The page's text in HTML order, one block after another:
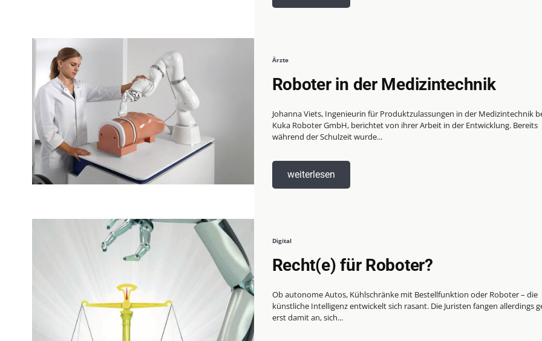
Ärzte
Roboter in der Medizintechnik
Johanna Viets, Ingenieurin für Produktzulassungen in der Medizintechnik
Kuka Roboter GmbH, berichtet von ihrer Arbeit in der Entwicklung. Bereits
während der Schulzeit wurde...
weiterlesen
Digital
Recht(e) für Roboter?
Ob autonome Autos, Kühlschränke mit Bestellfunktion oder Roboter – die
künstliche Intelligenz entwickelt sich rasant. Die Juristen fangen allerdings
erst damit an, sich...